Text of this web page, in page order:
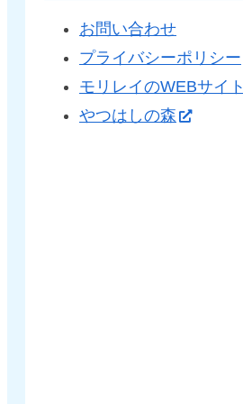
お問い合わせ
プライバシーポリシー
モリレイのWEBサイト
やつはしの森